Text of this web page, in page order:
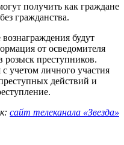
получить как граждане
гражданства.
будут
от осведомителя
розыск преступников.
с учетом личного участия
действий и
сайт телеканала «Звезда»